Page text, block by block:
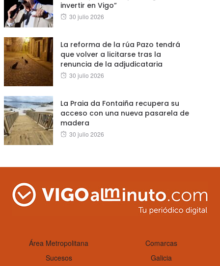
invertir en Vigo”
Posted
30 julio 2026
La reforma de la rúa Pazo tendrá
que volver a licitarse tras la
renuncia de la adjudicataria
Posted
30 julio 2026
La Praia da Fontaiña recupera su
acceso con una nueva pasarela de
madera
Posted
30 julio 2026
Área Metropolitana
Comarcas
Sucesos
Galicia